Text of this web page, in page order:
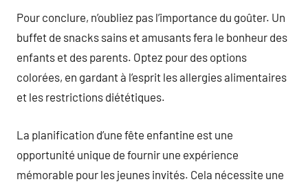
Pour conclure, n’oubliez pas l’importance du goûter. Un
buffet de snacks sains et amusants fera le bonheur des
enfants et des parents. Optez pour des options
colorées, en gardant à l’esprit les allergies alimentaires
et les restrictions diététiques.
La planification d’une fête enfantine est une
opportunité unique de fournir une expérience
mémorable pour les jeunes invités. Cela nécessite une